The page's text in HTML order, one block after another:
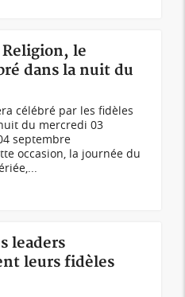
le
dans la nuit du
célébré par les fidèles
du mercredi 03
septembre
occasion, la journée du
leaders
leurs fidèles